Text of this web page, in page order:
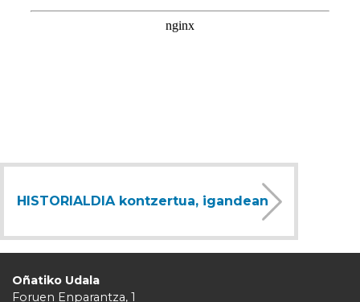
HISTORIALDIA kontzertua, igandean
Oñatiko Udala
Foruen Enparantza, 1